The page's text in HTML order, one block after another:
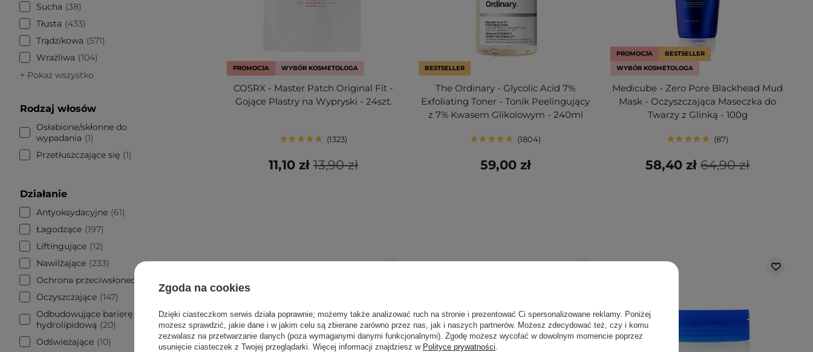
Sucha
38
Tłusta
433
Trądzikowa
571
Wrażliwa
104
+ Pokaż wszystko
Rodzaj włosów
Osłabione/skłonne do
wypadania
1
Przetłuszczające się 1
Działanie
Antyoksydacyjne
61
Łagodzące 197
Liftingujące 12
Nawilżające 233
Ochrona przeciwsłoneczna
Oczyszczające 147
Odbudowujące barierę
hydrolipidową
20
Odświeżające 10
PROMOCJA WYBÓR KOSMETOLOGA
COSRX - Master Patch Original Fit -
Gojące Plastry na Wypryski - 24szt.
1323
13,90 zł
11,10 zł
BESTSELLER
The Ordinary - Glycolic Acid 7%
Exfoliating Toner - Tonik Peelingujący
z 7% Kwasem Glikolowym - 240ml
1804
59,00 zł
PROMOCJA
BESTSELLER
WYBÓR KOSMETOLOGA
Medicube - Zero Pore Blackhead Mud
Mask - Oczyszczająca Maseczka do
Twarzy z Glinką - 100g
87
64,90 zł
58,40 zł
Zgoda na cookies
Dzięki ciasteczkom serwis działa poprawnie; możemy także analizować ruch na stronie i prezentować Ci spersonalizowane reklamy. Poniżej
możesz sprawdzić, jakie dane i w jakim celu są zbierane zarówno przez nas, jak i naszych partnerów. Możesz zdecydować też, czy i komu
zezwalasz na przetwarzanie danych (poza wymaganymi danymi funkcjonalnymi). Zgodę możesz wycofać w dowolnym momencie poprzez
usunięcie ciasteczek z Twojej przeglądarki. Więcej informacji znajdziesz w Polityce prywatności.